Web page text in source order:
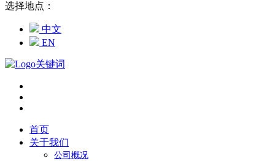
选择地点：
中文
EN
首页
关于我们
公司概况